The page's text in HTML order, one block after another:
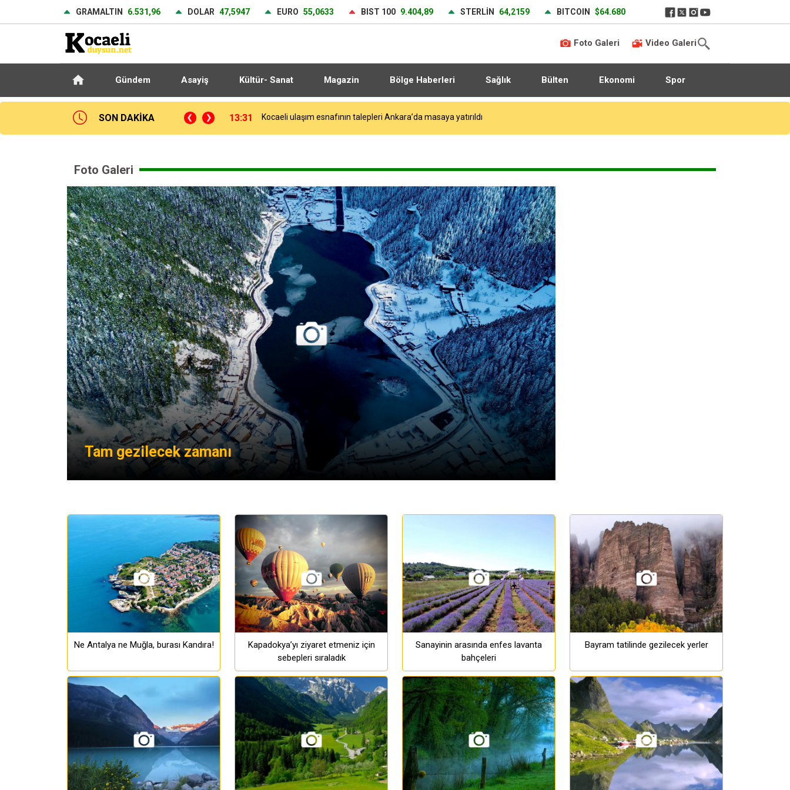
GRAMALTIN 6.531,96 DOLAR 47,5947 EURO 55,0633 BIST 100 9.404,89 STERLİN 64,2159 BITCOIN $64.680
Foto Galeri Video Galeri
Gündem Asayiş Kültür- Sanat Magazin Bölge Haberleri Sağlık Bülten Ekonomi Spor
SON DAKİKA 13:31 Kocaeli ulaşım esnafının talepleri Ankara’da masaya yatırıldı
Foto Galeri
Tam gezilecek zamanı
Ne Antalya ne Muğla, burası Kandıra!
Kapadokya’yı ziyaret etmeniz için
sebepleri sıraladık
Sanayinin arasında enfes lavanta
bahçeleri
Bayram tatilinde gezilecek yerler